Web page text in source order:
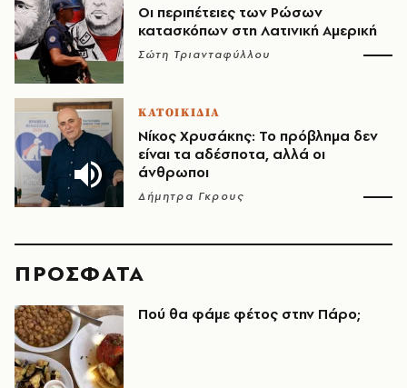
Οι περιπέτειες των Ρώσων
κατασκόπων στη Λατινική Αμερική
Σώτη Τριανταφύλλου
ΚΑΤΟΙΚΙΔΙΑ
Νίκος Χρυσάκης: Το πρόβλημα δεν
είναι τα αδέσποτα, αλλά οι
άνθρωποι
Δήμητρα Γκρους
ΠΡΟΣΦΑΤΑ
Πού θα φάμε φέτος στην Πάρο;